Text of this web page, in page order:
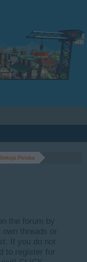
Sekcja Polska
the forum by
threads or
If you do not
to register for